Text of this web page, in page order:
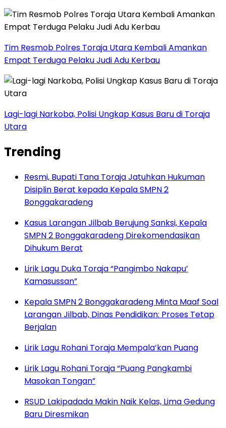
Tim Resmob Polres Toraja Utara Kembali Amankan
Empat Terduga Pelaku Judi Adu Kerbau
Lagi-lagi Narkoba, Polisi Ungkap Kasus Baru di Toraja
Utara
Trending
Resmi, Bupati Tana Toraja Jatuhkan Hukuman
Disiplin Berat kepada Kepala SMPN 2
Bonggakaradeng
Kasus Larangan Jilbab Berujung Sanksi, Kepala
SMPN 2 Bonggakaradeng Direkomendasikan
Dihukum Berat
Lirik Lagu Duka Toraja “Pangimbo Nakapu’
Kamasussan”
Kepala SMPN 2 Bonggakaradeng Minta Maaf Soal
Larangan Jilbab, Dinas Pendidikan: Proses Tetap
Berjalan
Lirik Lagu Rohani Toraja Mempala’kan Puang
Lirik Lagu Rohani Toraja “Puang Pangkambi
Masokan Tongan”
RSUD Lakipadada Makin Naik Kelas, Lima Gedung
Baru Diresmikan